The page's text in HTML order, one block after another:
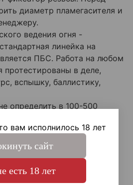
диаметр пламегасителя и
ведения огня -
линейка на
ПБС. Работа на любом
протестированы в деле,
вспышку, баллистику,
определить в 100-500
от калибра.
вам исполнилось 18 лет
сайт
есть 18 лет